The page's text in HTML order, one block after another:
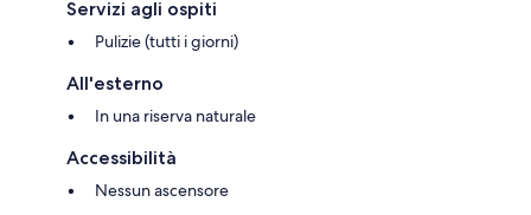
Servizi agli ospiti
Pulizie (tutti i giorni)
All'esterno
In una riserva naturale
Accessibilità
Nessun ascensore